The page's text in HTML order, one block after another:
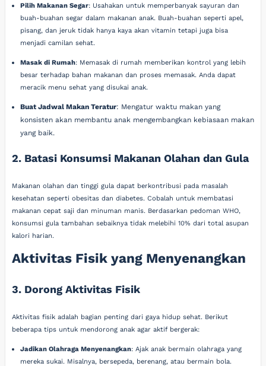
Pilih Makanan Segar: Usahakan untuk memperbanyak sayuran dan
buah-buahan segar dalam makanan anak. Buah-buahan seperti apel,
pisang, dan jeruk tidak hanya kaya akan vitamin tetapi juga bisa
menjadi camilan sehat.
Masak di Rumah: Memasak di rumah memberikan kontrol yang lebih
besar terhadap bahan makanan dan proses memasak. Anda dapat
meracik menu sehat yang disukai anak.
Buat Jadwal Makan Teratur: Mengatur waktu makan yang
konsisten akan membantu anak mengembangkan kebiasaan makan
yang baik.
2. Batasi Konsumsi Makanan Olahan dan Gula
Makanan olahan dan tinggi gula dapat berkontribusi pada masalah
kesehatan seperti obesitas dan diabetes. Cobalah untuk membatasi
makanan cepat saji dan minuman manis. Berdasarkan pedoman WHO,
konsumsi gula tambahan sebaiknya tidak melebihi 10% dari total asupan
kalori harian.
Aktivitas Fisik yang Menyenangkan
3. Dorong Aktivitas Fisik
Aktivitas fisik adalah bagian penting dari gaya hidup sehat. Berikut
beberapa tips untuk mendorong anak agar aktif bergerak:
Jadikan Olahraga Menyenangkan: Ajak anak bermain olahraga yang
mereka sukai. Misalnya, bersepeda, berenang, atau bermain bola.